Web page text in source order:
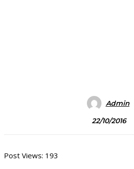
Admin
22/10/2016
Post Views: 193